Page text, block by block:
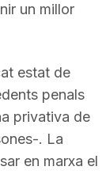
un millor
estat de
penals
privativa de
. La
en marxa el